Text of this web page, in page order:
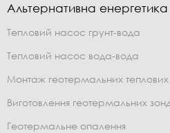
Альтернативна енергетика
Тепловий насос грунт-вода
Тепловий насос вода-вода
Монтаж геотермальних теплових
Виготовлення геотермальних
Геотермальне опалення